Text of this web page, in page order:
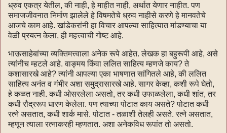
ध्रुव एकत्र येतील, की नाही, हे माहीत नाही, अर्थात येणार नाहीत. पण
समाजजीवनात निर्माण झालेले हे विषमतेचे ध्रुव नाहीसे करणे हे मानवतेचे
आजचे काम आहे. खांडेकरांनी हा विचार आपल्या साहित्यात मांडण्याचा या
वेळी प्रयत्न केला, ही महत्त्वाची गोष्ट आहे.
भाऊसाहेबांच्या व्यक्तिमत्त्वाला अनेक रूपे आहेत. लेखक हा बहुरूपी आहे, असे
त्यांनीच म्हटले आहे. वाङ्मय किंवा ललित साहित्य म्हणजे काय? ते
कशासारखे आहे? त्यांनी आपल्या एका भाषणात सांगितले आहे, की ललित
साहित्य अनंत व गंभीर अशा समुद्रासारखे आहे. सागर केव्हा, कशी रूपे घेतो,
हे कळत नाही. कधी ओसरलेला असतो, तर कधी उफाळलेला, कधी शांत, तर
कधी रौद्ररूप धारण केलेला. पण त्याच्या पोटात काय असते? पोटात कधी
रत्ने असतात, कधी शार्क मासे. पोटात - तळाशी तेलही असते. रत्ने असतात,
म्हणून त्याला रत्नाकरही म्हणतात. अशा अनेकविध रूपांत तो असतो.